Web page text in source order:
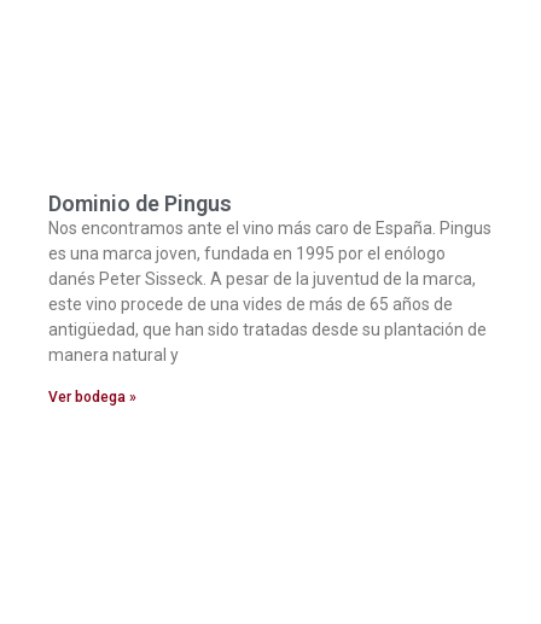
Dominio de Pingus
Nos encontramos ante el vino más caro de España. Pingus
es una marca joven, fundada en 1995 por el enólogo
danés Peter Sisseck. A pesar de la juventud de la marca,
este vino procede de una vides de más de 65 años de
antigüedad, que han sido tratadas desde su plantación de
manera natural y
Ver bodega »